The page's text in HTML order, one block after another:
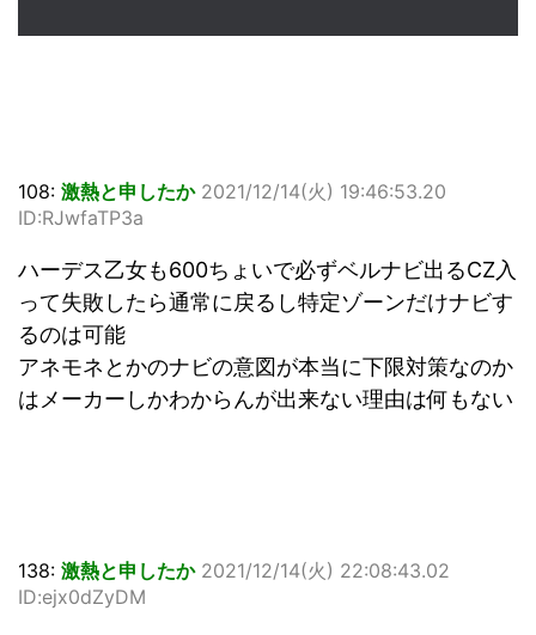
108: 激熱と申したか 2021/12/14(火) 19:46:53.20
ID:RJwfaTP3a
ハーデス乙女も600ちょいで必ずベルナビ出るCZ入
って失敗したら通常に戻るし特定ゾーンだけナビす
るのは可能
アネモネとかのナビの意図が本当に下限対策なのか
はメーカーしかわからんが出来ない理由は何もない
138: 激熱と申したか 2021/12/14(火) 22:08:43.02
ID:ejx0dZyDM